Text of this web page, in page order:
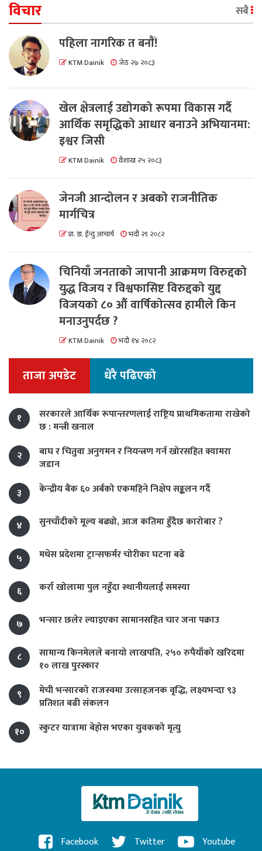
विचार सबै
पहिला नागरिक त बनाैं!
KTM Dainik जेठ २७ २०८३
खेल क्षेत्रलाई उद्योगको रूपमा विकास गर्दै
आर्थिक समृद्धिको आधार बनाउने अभियानमा:
इश्वर जिसी
KTM Dainik वैशाख २५ २०८३
जेनजी आन्दोलन र अबको राजनीतिक
मार्गचित्र
प्रा. डा. ईन्दु आचार्य भदौ २९ २०८२
चिनियाँ जनताको जापानी आक्रमण विरुद्दको
युद्ध विजय र विश्वफासिष्ट विरुद्दको युद्द
विजयको ८० औं वार्षिकोत्सव हामीले किन
मनाउनुपर्दछ ?
KTM Dainik भदौ १४ २०८२
ताजा अपडेट धेरै पढिएको
१
सरकारले आर्थिक रूपान्तरणलाई राष्ट्रिय प्राथमिकतामा राखेको
छ : मन्त्री खनाल
२
बाघ र चितुवा अनुगमन र नियन्त्रण गर्न खोरसहित क्यामरा
जडान
३
केन्द्रीय बैंक ६० अर्बको एकमहिने निक्षेप सङ्कलन गर्दै
४ सुनचाँदीको मूल्य बढ्यो, आज कतिमा हुँदैछ कारोबार ?
५ मधेस प्रदेशमा ट्रान्सफर्मर चोरीका घटना बढे
६ कर्रा खोलामा पुल नहुँदा स्थानीयलाई समस्या
७ भन्सार छलेर ल्याइएका सामानसहित चार जना पक्राउ
८
सामान्य किनमेलले बनायो लाखपति, २५० रुपैयाँको खरिदमा
१० लाख पुरस्कार
९
मेची भन्सारको राजस्वमा उत्साहजनक वृद्धि, लक्ष्यभन्दा ९३
प्रतिशत बढी संकलन
१०
स्कुटर यात्रामा बेहोस भएका युवकको मृत्यु
Facebook Twitter Youtube